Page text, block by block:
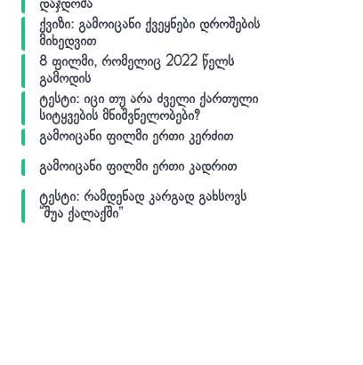
დაჯდომა
ქვიზი: გამოიცანი ქვეყნები დროშების
მიხედვით
8 ფილმი, რომელიც 2022 წელს
გამოდის
ტესტი: იცი თუ არა ძველი ქართული
სიტყვების მნიშვნელობები?
გამოიცანი ფილმი ერთი კერძით
გამოიცანი ფილმი ერთი კადრით
ტესტი: რამდენად კარგად გახსოვს
“შუა ქალაქში”